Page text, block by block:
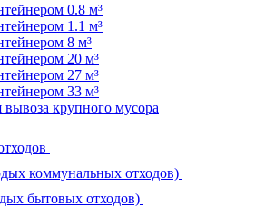
0.8 м³
1.1 м³
8 м³
20 м³
27 м³
33 м³
вывоза крупного мусора
коммунальных отходов)
бытовых отходов)